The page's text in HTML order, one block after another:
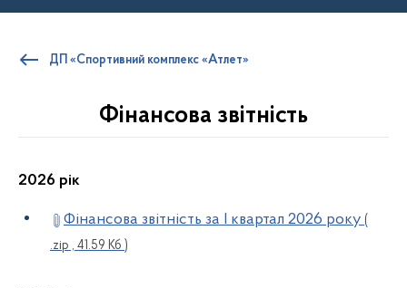
ДП «Спортивний комплекс «Атлет»
Фінансова звітність
2026 рік
Фінансова звітність за І квартал 2026 року (
.zip , 41.59 Кб )